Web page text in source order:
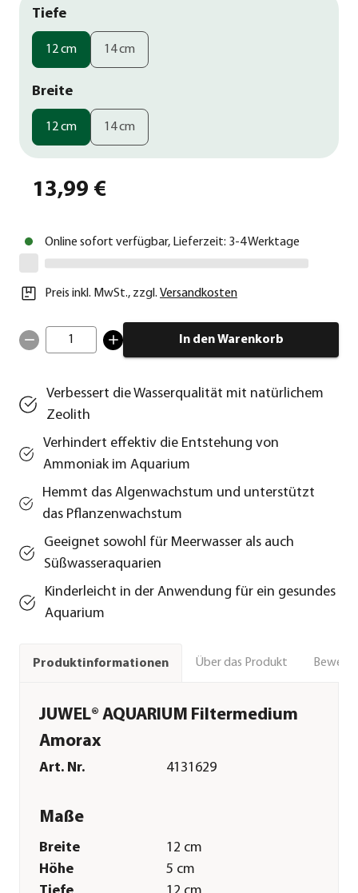
Tiefe
12 cm 14 cm
Breite
12 cm 14 cm
13,99 €
Online sofort verfügbar, Lieferzeit: 3-4 Werktage
Preis inkl. MwSt., zzgl. Versandkosten
1 In den Warenkorb
Verbessert die Wasserqualität mit natürlichem
Zeolith
Verhindert effektiv die Entstehung von
Ammoniak im Aquarium
Hemmt das Algenwachstum und unterstützt
das Pflanzenwachstum
Geeignet sowohl für Meerwasser als auch
Süßwasseraquarien
Kinderleicht in der Anwendung für ein gesundes
Aquarium
Produktinformationen Über das Produkt
JUWEL® AQUARIUM Filtermedium
Amorax
Art. Nr. 4131629
Maße
Breite
12 cm
Höhe
5 cm